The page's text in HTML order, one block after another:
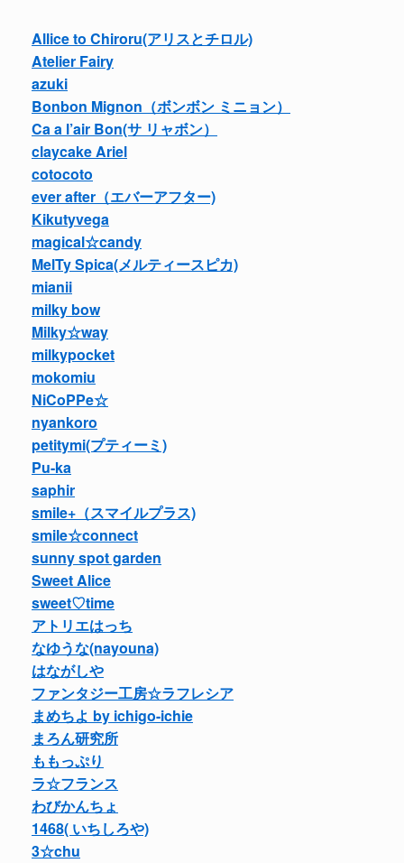
Allice to Chiroru(アリスとチロル)
Atelier Fairy
azuki
Bonbon Mignon（ボンボン ミニョン）
Ca a l’air Bon(サ リャボン）
claycake Ariel
cotocoto
ever after（エバーアフター)
Kikutyvega
magical☆candy
MelTy Spica(メルティースピカ)
mianii
milky bow
Milky☆way
milkypocket
mokomiu
NiCoPPe☆
nyankoro
petitymi(プティーミ)
Pu-ka
saphir
smile+（スマイルプラス)
smile☆connect
sunny spot garden
Sweet Alice
sweet♡time
アトリエはっち
なゆうな(nayouna)
はながしや
ファンタジー工房☆ラフレシア
まめちよ by ichigo-ichie
まろん研究所
ももっぷり
ラ☆フランス
わびかんちょ
1468( いちしろや)
3☆chu